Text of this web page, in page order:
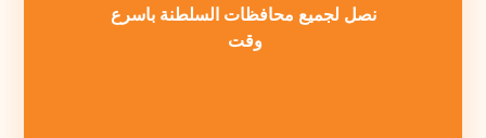
نصل لجميع محافظات السلطنة باسرع
وقت